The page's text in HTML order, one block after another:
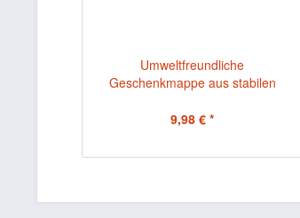
Umweltfreundliche
Geschenkmappe aus stabilen
9,98 € *